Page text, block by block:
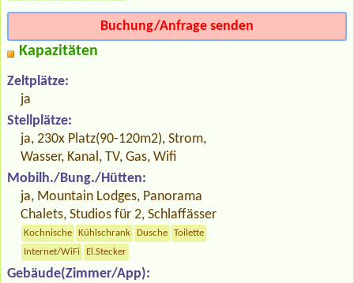
Buchung/Anfrage senden
Kapazitäten
Zeltplätze:
ja
Stellplätze:
ja, 230x Platz(90-120m2), Strom,
Wasser, Kanal, TV, Gas, Wifi
Mobilh./Bung./Hütten:
ja, Mountain Lodges, Panorama
Chalets, Studios für 2, Schlaffässer
Kochnische Kühlschrank Dusche
Toilette
Internet/WiFi
El.Stecker
Gebäude(Zimmer/App):